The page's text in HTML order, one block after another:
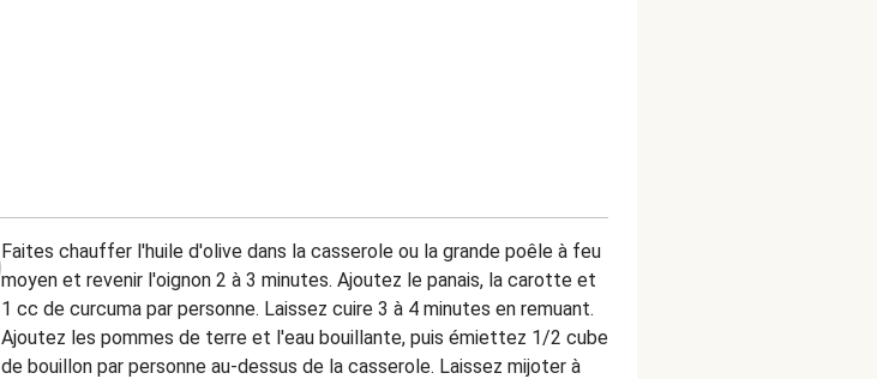
Faites chauffer l'huile d'olive dans la casserole ou la grande poêle à feu
moyen et revenir l'oignon 2 à 3 minutes. Ajoutez le panais, la carotte et
1 cc de curcuma par personne. Laissez cuire 3 à 4 minutes en remuant.
Ajoutez les pommes de terre et l'eau bouillante, puis émiettez 1/2 cube
de bouillon par personne au-dessus de la casserole. Laissez mijoter à